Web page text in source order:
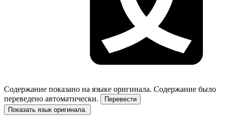
Содержание показано на языке оригинала. Содержание было
переведено автоматически.
Перевести
Показать язык оригинала.